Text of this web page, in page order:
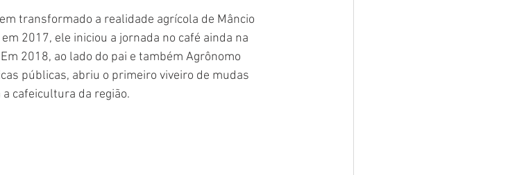
transformado a realidade agrícola de Mâncio
2017, ele iniciou a jornada no café ainda na
2018, ao lado do pai e também Agrônomo
públicas, abriu o primeiro viveiro de mudas
cafeicultura da região.